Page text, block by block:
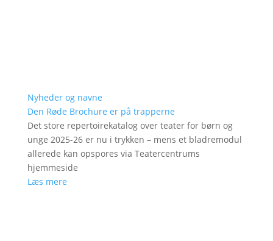
Nyheder og navne
Den Røde Brochure er på trapperne
Det store repertoirekatalog over teater for børn og
unge 2025-26 er nu i trykken – mens et bladremodul
allerede kan opspores via Teatercentrums
hjemmeside
Læs mere